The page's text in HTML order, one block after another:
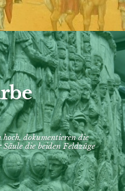
dokumentieren die
die beiden Feldzüge